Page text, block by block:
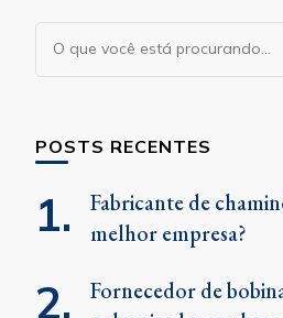
Procurando
algo?
POSTS RECENTES
Fabricante de
melhor empresa?
Fornecedor de